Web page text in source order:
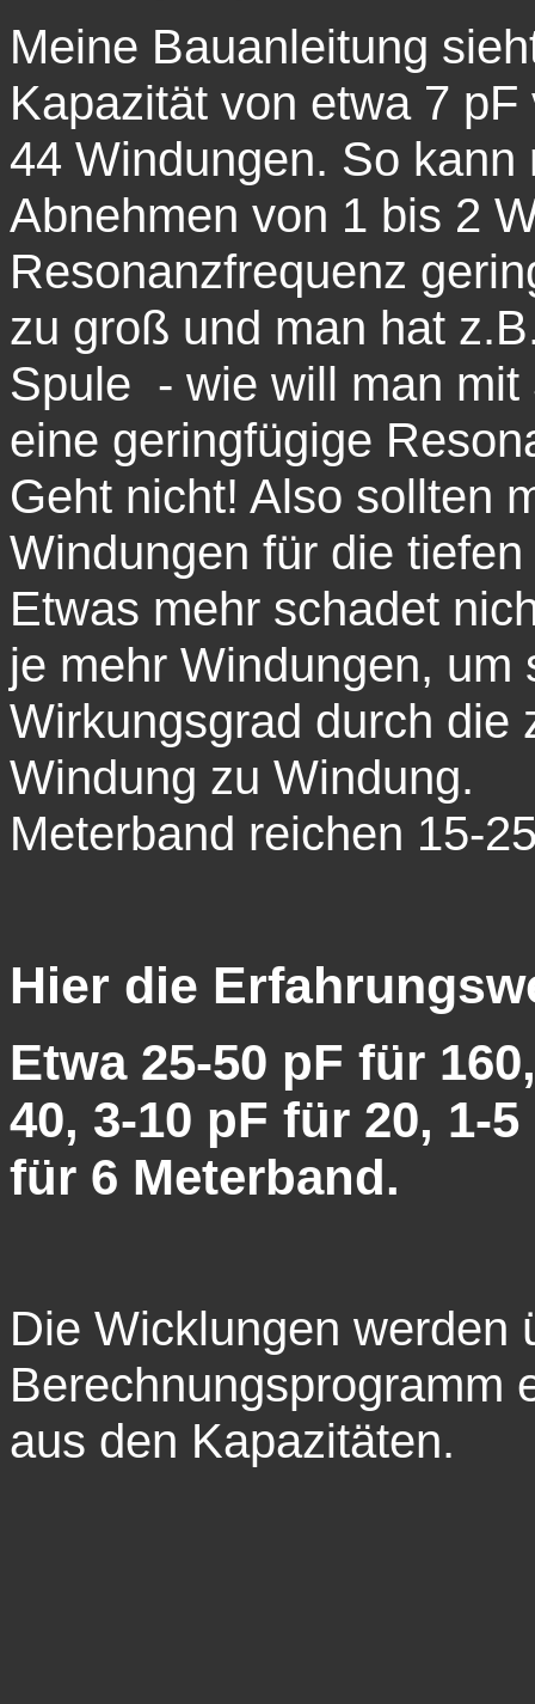
Meine Bauanleitung
Kapazität von etwa 7
44 Windungen. So
Abnehmen von 1 bis 2
Resonanzfrequenz
zu groß und man hat
Spule - wie will man mit
eine geringfügige
Geht nicht! Also sollten
Windungen für die
Etwas mehr schadet
je mehr Windungen, um
Wirkungsgrad durch die
Windung zu
Meterband reichen 15-
Hier die
Etwa 25-50 pF für
40, 3-10 pF für 20, 1-
für 6 Meterband.
Die Wicklungen werden
Berechnungsprogramm
aus den Kapazitäten.